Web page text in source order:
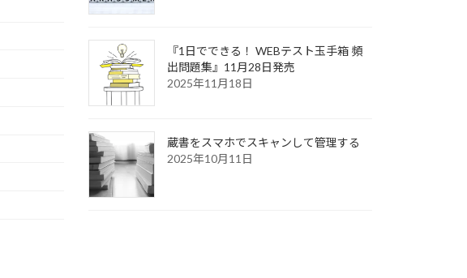
『1日でできる！ WEBテスト玉手箱 頻
出問題集』11月28日発売
2025年11月18日
蔵書をスマホでスキャンして管理する
2025年10月11日